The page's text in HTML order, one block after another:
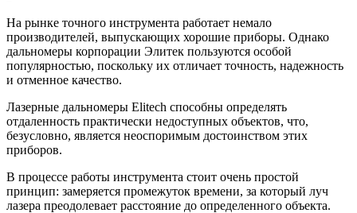
На рынке точного инструмента работает немало
производителей, выпускающих хорошие приборы. Однако
дальномеры корпорации Элитек пользуются особой
популярностью, поскольку их отличает точность, надежность
и отменное качество.
Лазерные дальномеры Elitech способны определять
отдаленность практически недоступных объектов, что,
безусловно, является неоспоримым достоинством этих
приборов.
В процессе работы инструмента стоит очень простой
принцип: замеряется промежуток времени, за который луч
лазера преодолевает расстояние до определенного объекта.